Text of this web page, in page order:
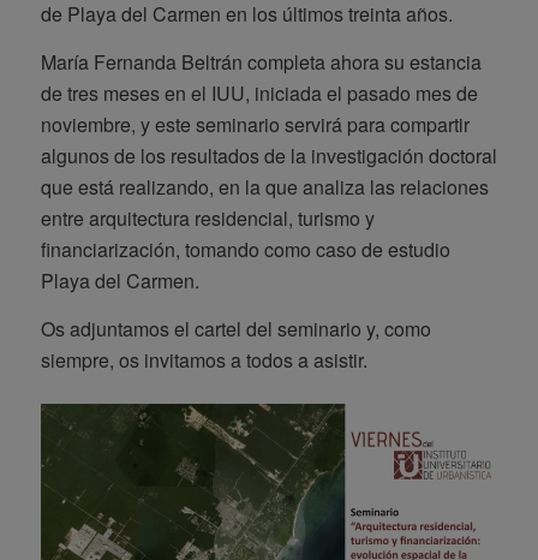
de Playa del Carmen en los últimos treinta años.
María Fernanda Beltrán completa ahora su estancia
de tres meses en el IUU, iniciada el pasado mes de
noviembre, y este seminario servirá para compartir
algunos de los resultados de la investigación doctoral
que está realizando, en la que analiza las relaciones
entre arquitectura residencial, turismo y
financiarización, tomando como caso de estudio
Playa del Carmen.
Os adjuntamos el cartel del seminario y, como
siempre, os invitamos a todos a asistir.